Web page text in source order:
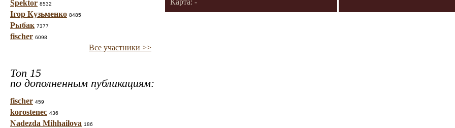
Spektor 8532
Ігор Кузьменко 8485
Рыбак 7377
fischer 6098
Все участники >>
Топ 15
по дополненным публикациям:
fischer 459
korostenec 436
Nadezda Mihhailova 186
Карта: -